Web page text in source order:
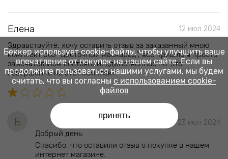
Елена 12 июл 2024
Здравствуйте, хочу оставить отзыв за заказанный мною
комплект роз "Цветочный маскарад", всё пришло в просто
замечательном состоянии, единственное но-это
совершенно не этот комплект.
Б 23 июл 2024
Добрый день.
Спасибо, что оставили отзыв о покупке в нашем
интернет магазине.
Беккер использует cookie-файлы, чтобы улучшить ваше
впечатление от покупок на нашем сайте. Если вы
продолжите пользоваться нашими услугами, мы будем
считать, что вы согласны с использованием cookie-
файлов
принять